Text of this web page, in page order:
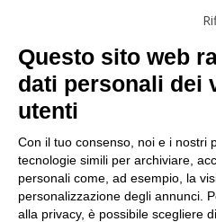
I nostri punti di ritiro e
maggiori
Torino|Milano|Roma|
Napoli|
Questo sito web
dati personali dei
utenti
Con il tuo consenso, noi e i nostri
tecnologie simili per archiviare,
personali come, ad esempio, la
personalizzazione degli annunci.
alla privacy, è possibile scegliere